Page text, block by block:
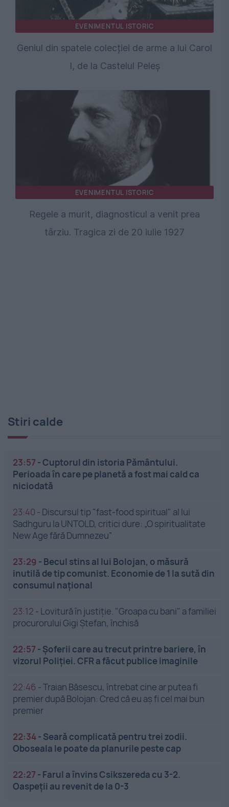
EVENIMENTUL ISTORIC
Geniul din spatele colecției de arme a lui Carol
I, de la Castelul Peleș
EVENIMENTUL ISTORIC
Regele a murit, diagnosticul a venit prea
târziu. Tragica zi de 20 iulie 1927
Stiri calde
23:57 -Cuptorul din istoria Pământului.
Perioada în care pe planetă a fost mai cald ca
niciodată
23:40 - Discursul tip "fast-food spiritual" al lui
Sadhguru la UNTOLD, critici dure: „O spiritualitate
New Age fără Dumnezeu”
23:29 - Becul stins al lui Bolojan, o măsură
inutilă de tip comunist. Economie de 1 la sută din
consumul național
23:12 - Lovitură în justiție. "Groapa cu bani" a familiei
procurorului Gigi Ștefan, închisă
22:57 - Șoferii care au trecut printre bariere, în
vizorul Poliției. CFR a făcut publice imaginile
22:46 -Traian Băsescu, întrebat cine ar putea fi
premier după Bolojan: Cred că eu aș fi cel mai bun
premier
22:34- Seară complicată pentru trei zodii.
Oboseala le poate da planurile peste cap
22:27 - Farul a învins Csikszereda cu 3-2.
Oaspeții au revenit de la 0-3